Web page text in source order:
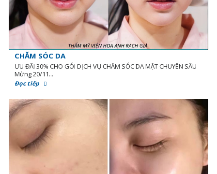
CHĂM SÓC DA
ƯU ĐÃI 30% CHO GÓI DỊCH VỤ CHĂM SÓC DA MẶT CHUYÊN SÂU
Mừng 20/11...
Đọc tiếp